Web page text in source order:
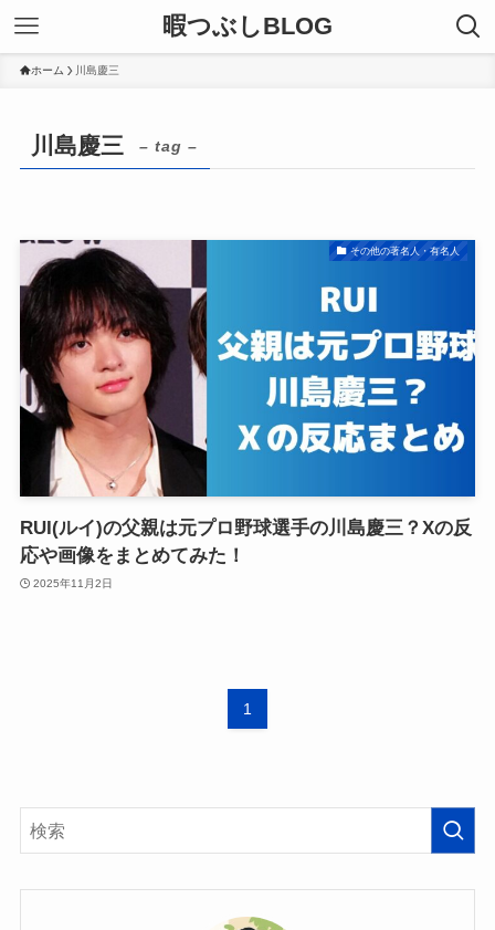
暇つぶしBLOG
ホーム 川島慶三
川島慶三 – tag –
その他の著名人・有名人
RUI(ルイ)の父親は元プロ野球選手の川島慶三？Xの反
応や画像をまとめてみた！
2025年11月2日
1